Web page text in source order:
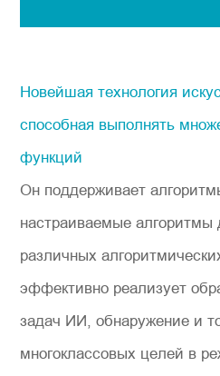
Новейшая технология
способная выполнять
функций
Он поддерживает
настраиваемые алгоритмы
различных
эффективно реализует
задач ИИ, обнаружение и
многоклассовых целей в